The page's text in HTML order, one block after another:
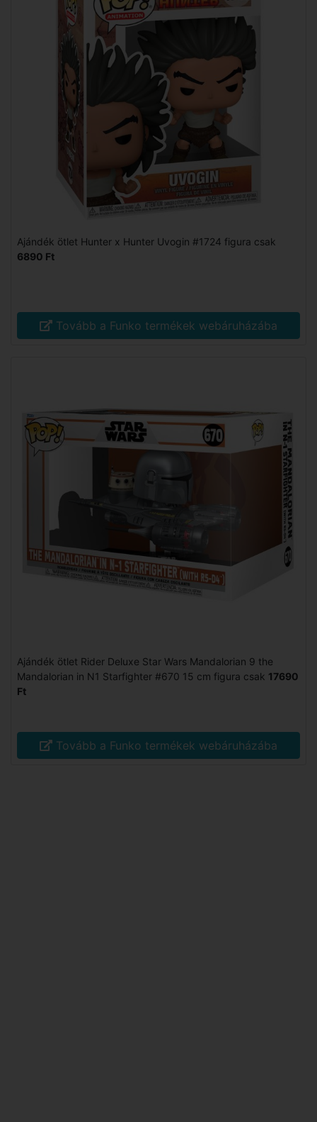
Ajándék ötlet Hunter x Hunter Uvogin #1724 figura csak
6890 Ft
Tovább a Funko termékek webáruházába
Ajándék ötlet Rider Deluxe Star Wars Mandalorian 9 the
Mandalorian in N1 Starfighter #670 15 cm figura csak 17690
Ft
Tovább a Funko termékek webáruházába